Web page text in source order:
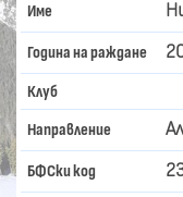
Име
Година на раждане
Клуб
Направление
БФСки код